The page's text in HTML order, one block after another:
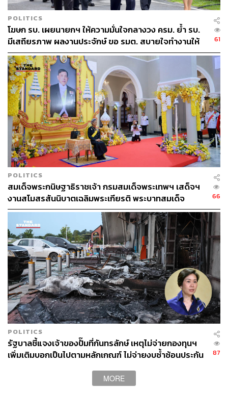
POLITICS
โฆษก รบ. เผยนายกฯ ให้ความมั่นใจกลางวง ครม. ย้ำ รบ.
มีเสถียรภาพ ผลงานประจักษ์ ขอ รมต. สบายใจทำงานให้
เต็มที่ อย่าหวั่นไหวคำถามยุยง
61
POLITICS
สมเด็จพระกนิษฐาธิราชเจ้า กรมสมเด็จพระเทพฯ เสด็จฯ
งานสโมสรสันนิบาตเฉลิมพระเกียรติ พระบาทสมเด็จ
พระเจ้าอยู่หัว ณ ทำเนียบรัฐบาล
66
POLITICS
รัฐบาลชี้แจงเจ้าของปั๊มที่กันทรลักษ์ เหตุไม่จ่ายกองทุนฯ
เพิ่มเติมบอกเป็นไปตามหลักเกณฑ์ ไม่จ่ายงบซ้ำซ้อนประกัน
87
MORE